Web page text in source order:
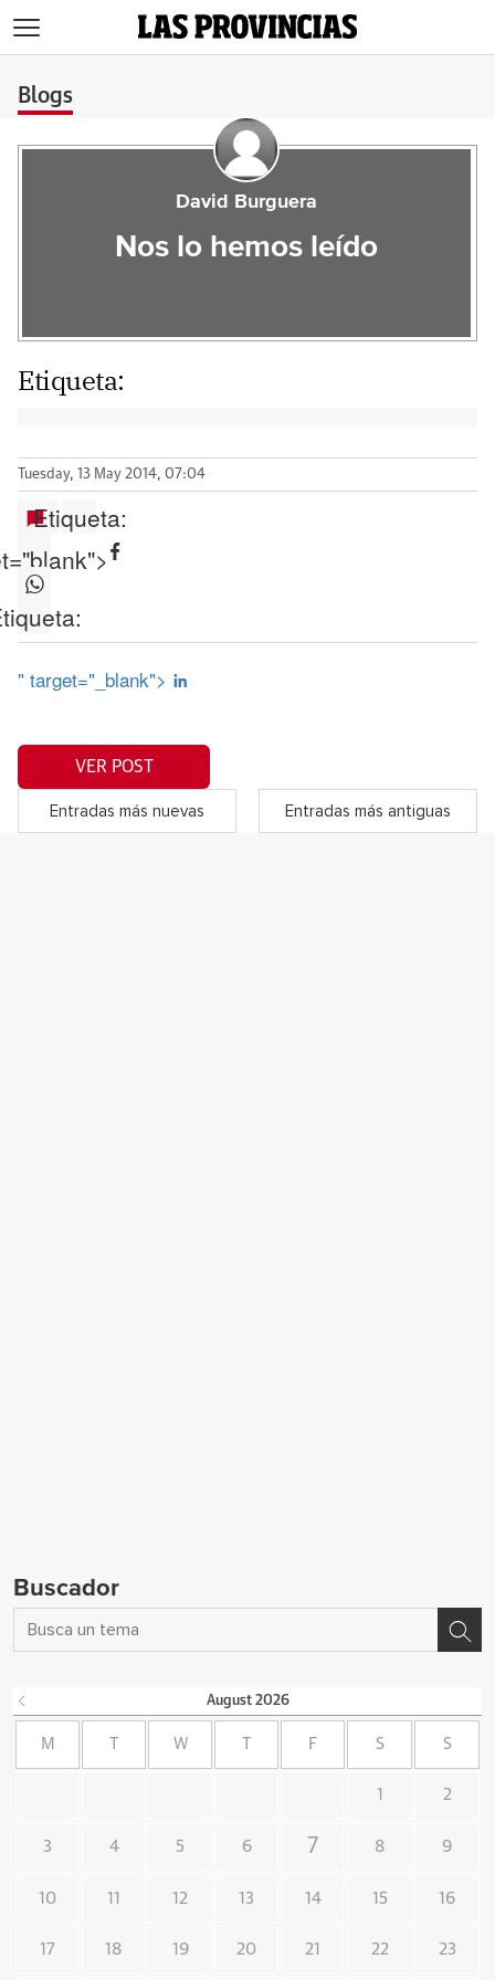
Blogs
David Burguera
Nos lo hemos leído
Etiqueta:
Tuesday, 13 May 2014, 07:04
Etiqueta:
" target="_blank">
VER POST
Entradas más nuevas Entradas más antiguas
Buscador
August 2026
M W F S S
1 2
3 4 5 6 7 8 9
10 11 12 13 14 15 16
17 18 19 20 21 22 23